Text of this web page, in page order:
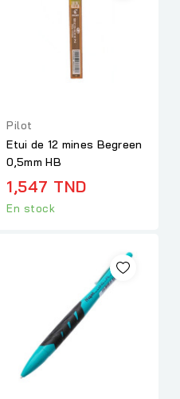
Pilot
Etui de 12 mines Begreen
0,5mm HB
1,547 TND
En stock